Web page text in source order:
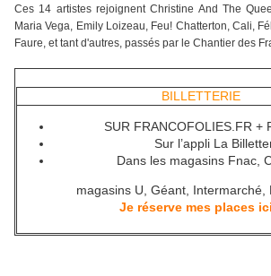
Ces 14 artistes rejoignent Christine And The
Maria Vega, Emily Loizeau, Feu! Chatterton, Cali,
Faure, et tant d'autres, passés par le Chantier des
BILLETTERIE
SUR FRANCOFOLIES.FR +
Sur l’appli La
Dans les magasins Fnac,
magasins U, Géant, Intermarché,
Je réserve mes places